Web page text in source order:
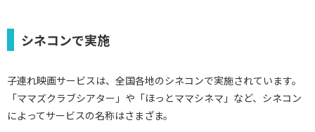
シネコンで実施
子連れ映画サービスは、全国各地のシネコンで実施されています。
「ママズクラブシアター」や「ほっとママシネマ」など、シネコン
によってサービスの名称はさまざま。